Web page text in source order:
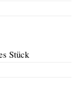
Stück